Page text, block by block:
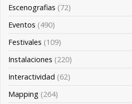
Escenografias (72)
Eventos (490)
Festivales (109)
Instalaciones (220)
Interactividad (62)
Mapping (264)